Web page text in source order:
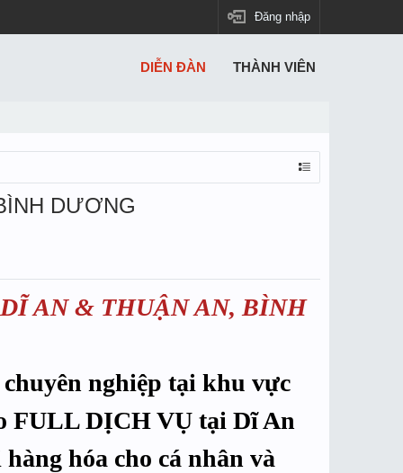
Đăng nhập
DƯƠNG
AN & THUẬN AN, BÌNH
nghiệp tại khu vực
FULL DỊCH VỤ tại Dĩ An
hóa cho cá nhân và
DIỄN ĐÀN THÀNH VIÊN